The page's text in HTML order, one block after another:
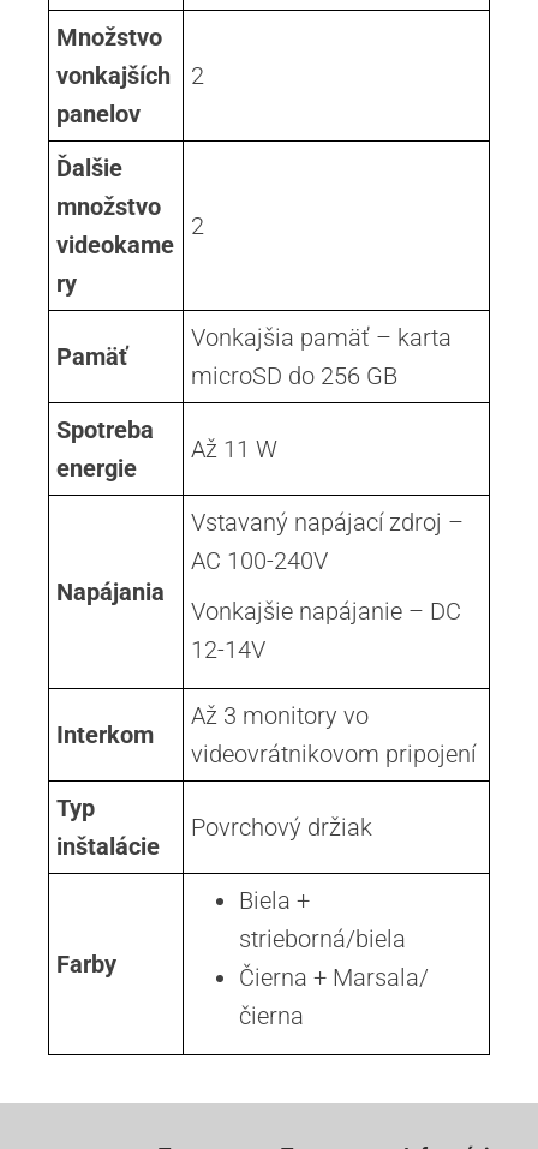
Množstvo
vonkajších
panelov
2
Ďalšie
množstvo
videokame
ry
2
Pamäť
Vonkajšia pamäť – karta
microSD do 256 GB
Spotreba
energie
Až 11 W
Napájania
Vstavaný napájací zdroj –
AC 100-240V
Vonkajšie napájanie – DC
12-14V
Interkom
Až 3 monitory vo
videovrátnikovom pripojení
Typ
inštalácie
Povrchový držiak
Farby
Biela +
strieborná/biela
Čierna + Marsala/
čierna